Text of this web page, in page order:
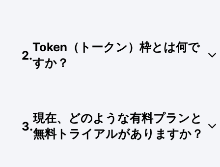
を組み合わせて生産性を向上させ、収益を最大
化するための秘訣が詳しくまとめられています。
AIを活用した効率的な生産性と収益モデルを簡単
上のプロフィールアイコンをクリックし、「AIツ
ールメガパック」を選択して受け取ることも可能
です。
2.
Token（トークン）枠とは何で
すか？
リックすると、使用した特定のツールに応じて対
応するトークン数が差し引かれます（消費ポイン
トはツールの複雑さにより若干異なります）。
3.
現在、どのような有料プランと
無料トライアルがありますか？